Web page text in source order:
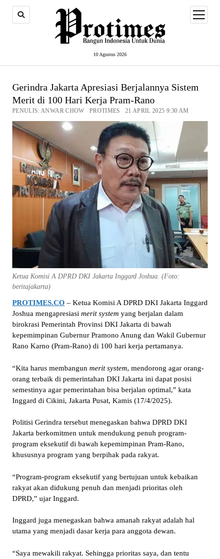
10 Agustus 2026
open
menu
Gerindra Jakarta Apresiasi Berjalannya Sistem
Merit di 100 Hari Kerja Pram-Rano
PENULIS: ANWAR CHOW PROTIMES 21 APRIL 2025 9:30 AM
Ketua Komisi A DPRD DKI Jakarta Inggard Joshua. (Foto:
beritajakarta)
PROTIMES.CO – Ketua Komisi A DPRD DKI Jakarta Inggard
Joshua mengapresiasi merit system yang berjalan dalam
birokrasi Pemerintah Provinsi DKI Jakarta di bawah
kepemimpinan Gubernur Pramono Anung dan Wakil Gubernur
Rano Karno (Pram-Rano) di 100 hari kerja pertamanya.
“Kita harus membangun merit system, mendorong agar orang-
orang terbaik di pemerintahan DKI Jakarta ini dapat posisi
semestinya agar pemerintahan bisa berjalan optimal,” kata
Inggard di Cikini, Jakarta Pusat, Kamis (17/4/2025).
Politisi Gerindra tersebut menegaskan bahwa DPRD DKI
Jakarta berkomitmen untuk mendukung penuh program-
program eksekutif di bawah kepemimpinan Pram-Rano,
khususnya program yang berpihak pada rakyat.
“Program-program eksekutif yang bertujuan untuk kebaikan
rakyat akan didukung penuh dan menjadi prioritas oleh
DPRD,” ujar Inggard.
Inggard juga menegaskan bahwa amanah rakyat adalah hal
utama yang menjadi dasar kerja para anggota dewan.
“Saya mewakili rakyat. Sehingga prioritas saya, dan tentu